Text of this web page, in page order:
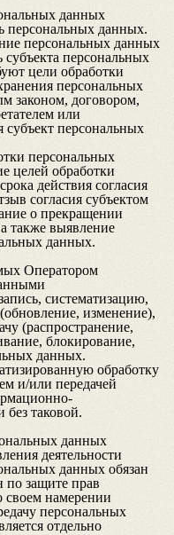
данных
персональных данных.
персональных данных
персональных
цели обработки
персональных
законом, договором,
или
субъект персональных
персональных
целей обработки
действия согласия
согласия субъектом
о прекращении
также выявление
данных.
Оператором
систематизацию,
изменение),
(распространение,
блокирование,
данных.
обработку
и/или передачей
таковой.
данных
деятельности
данных обязан
по защите прав
своем намерении
персональных
отдельно